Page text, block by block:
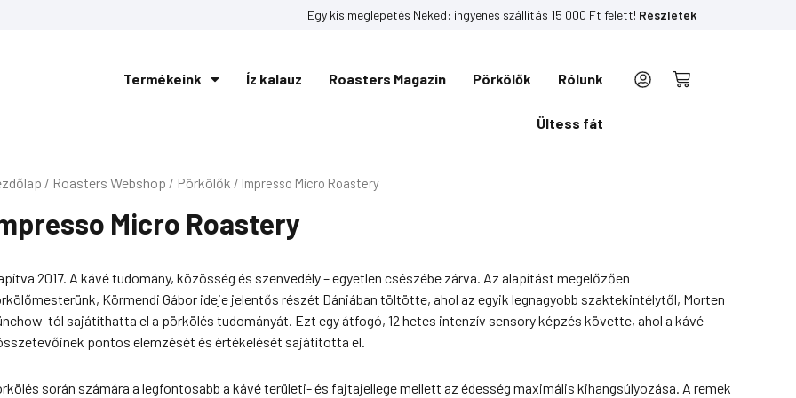
Egy kis meglepetés Neked: ingyenes szállítás 15 000 Ft felett! Részletek
Termékeink Íz kalauz Roasters Magazin Pörkölők Rólunk
Ültess fát
Kosár
/ Roasters Webshop / Pörkölők / Impresso Micro Roastery
Micro Roastery
2017. A kávé tudomány, közösség és szenvedély – egyetlen csészébe zárva. Az alapítást megelőzően
Körmendi Gábor ideje jelentős részét Dániában töltötte, ahol az egyik legnagyobb szaktekintélytől, Morten
tól sajátíthatta el a pörkölés tudományát. Ezt egy átfogó, 12 hetes intenzív sensory képzés követte, ahol a kávé
pontos elemzését és értékelését sajátította el.
során számára a legfontosabb a kávé területi- és fajtajellege mellett az édesség maximális kihangsúlyozása. A remek